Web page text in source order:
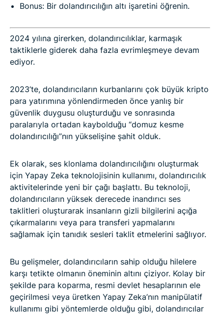
Bonus: Bir dolandırıcılığın altı işaretini öğrenin.
2024 yılına girerken, dolandırıcılıklar, karmaşık
taktiklerle giderek daha fazla evrimleşmeye devam
ediyor.
2023’te, dolandırıcıların kurbanlarını çok büyük kripto
para yatırımına yönlendirmeden önce yanlış bir
güvenlik duygusu oluşturduğu ve sonrasında
paralarıyla ortadan kaybolduğu “domuz kesme
dolandırıcılığı”nın yükselişine şahit olduk.
Ek olarak, ses klonlama dolandırıcılığını oluşturmak
için Yapay Zeka teknolojisinin kullanımı, dolandırıcılık
aktivitelerinde yeni bir çağı başlattı. Bu teknoloji,
dolandırıcıların yüksek derecede inandırıcı ses
taklitleri oluşturarak insanların gizli bilgilerini açığa
çıkarmalarını veya para transferi yapmalarını
sağlamak için tanıdık sesleri taklit etmelerini sağlıyor.
Bu gelişmeler, dolandırıcıların sahip olduğu hilelere
karşı tetikte olmanın öneminin altını çiziyor. Kolay bir
şekilde para koparma, resmi devlet hesaplarının ele
geçirilmesi veya üretken Yapay Zeka’nın manipülatif
kullanımı gibi yöntemlerde olduğu gibi, dolandırıcılar